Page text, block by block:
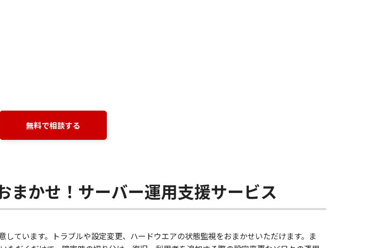
無料で相談する
まかせ！サーバー運用支援サービス
ています。トラブルや設定変更、ハードウエアの状態監視をおまかせいただけます。ま